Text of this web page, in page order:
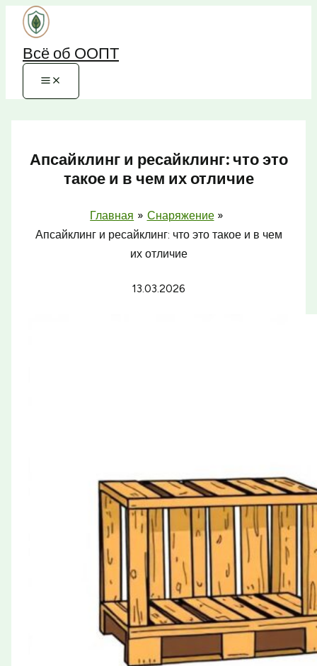
Перейти
содержимому
Всё об ООПТ
Апсайклинг и ресайклинг: что это
такое и в чем их отличие
Главная
Снаряжение
Апсайклинг и ресайклинг: что это такое и в чем
их отличие
13.03.2026